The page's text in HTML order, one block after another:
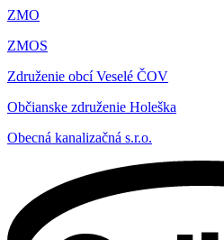
ZMO
ZMOS
Združenie obcí Veselé ČOV
Občianske združenie Holeška
Obecná kanalizačná s.r.o.